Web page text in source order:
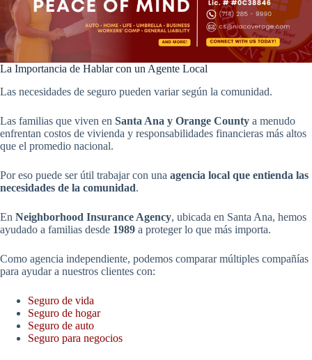
La Importancia de Hablar con un Agente Local
Las necesidades de seguro pueden variar según la comunidad.
Las familias que viven en Santa Ana y Orange County a menudo
enfrentan costos de vivienda y responsabilidades financieras más altos
que el promedio nacional.
Por eso puede ser útil trabajar con una agencia local que entienda las
necesidades de la comunidad.
En Neighborhood Insurance Agency, ubicada en Santa Ana, hemos
ayudado a familias desde 1989 a proteger lo que más importa.
Como agencia independiente, podemos comparar múltiples compañías
para ayudar a nuestros clientes con:
Seguro de vida
Seguro de hogar
Seguro de auto
Seguro para negocios